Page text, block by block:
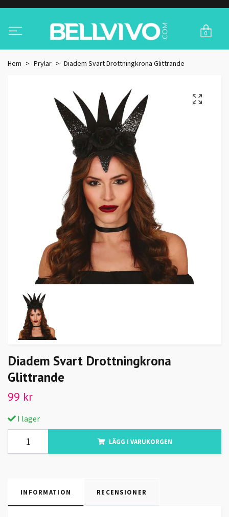
0
Hem Prylar Diadem Svart Drottningkrona Glittrande
Diadem Svart Drottningkrona
Glittrande
99 kr
I lager
LÄGG I VARUKORGEN
INFORMATION RECENSIONER